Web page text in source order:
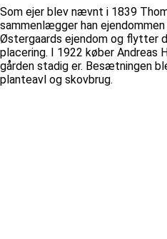
Som ejer blev nævnt i 1839
sammenlægger han
Østergaards ejendom og flytter
placering. I 1922 køber Andreas
gården stadig er. Besætningen
planteavl og skovbrug.